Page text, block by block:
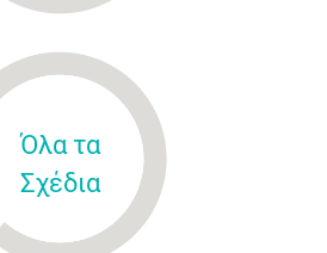
Όλα τα
Σχέδια